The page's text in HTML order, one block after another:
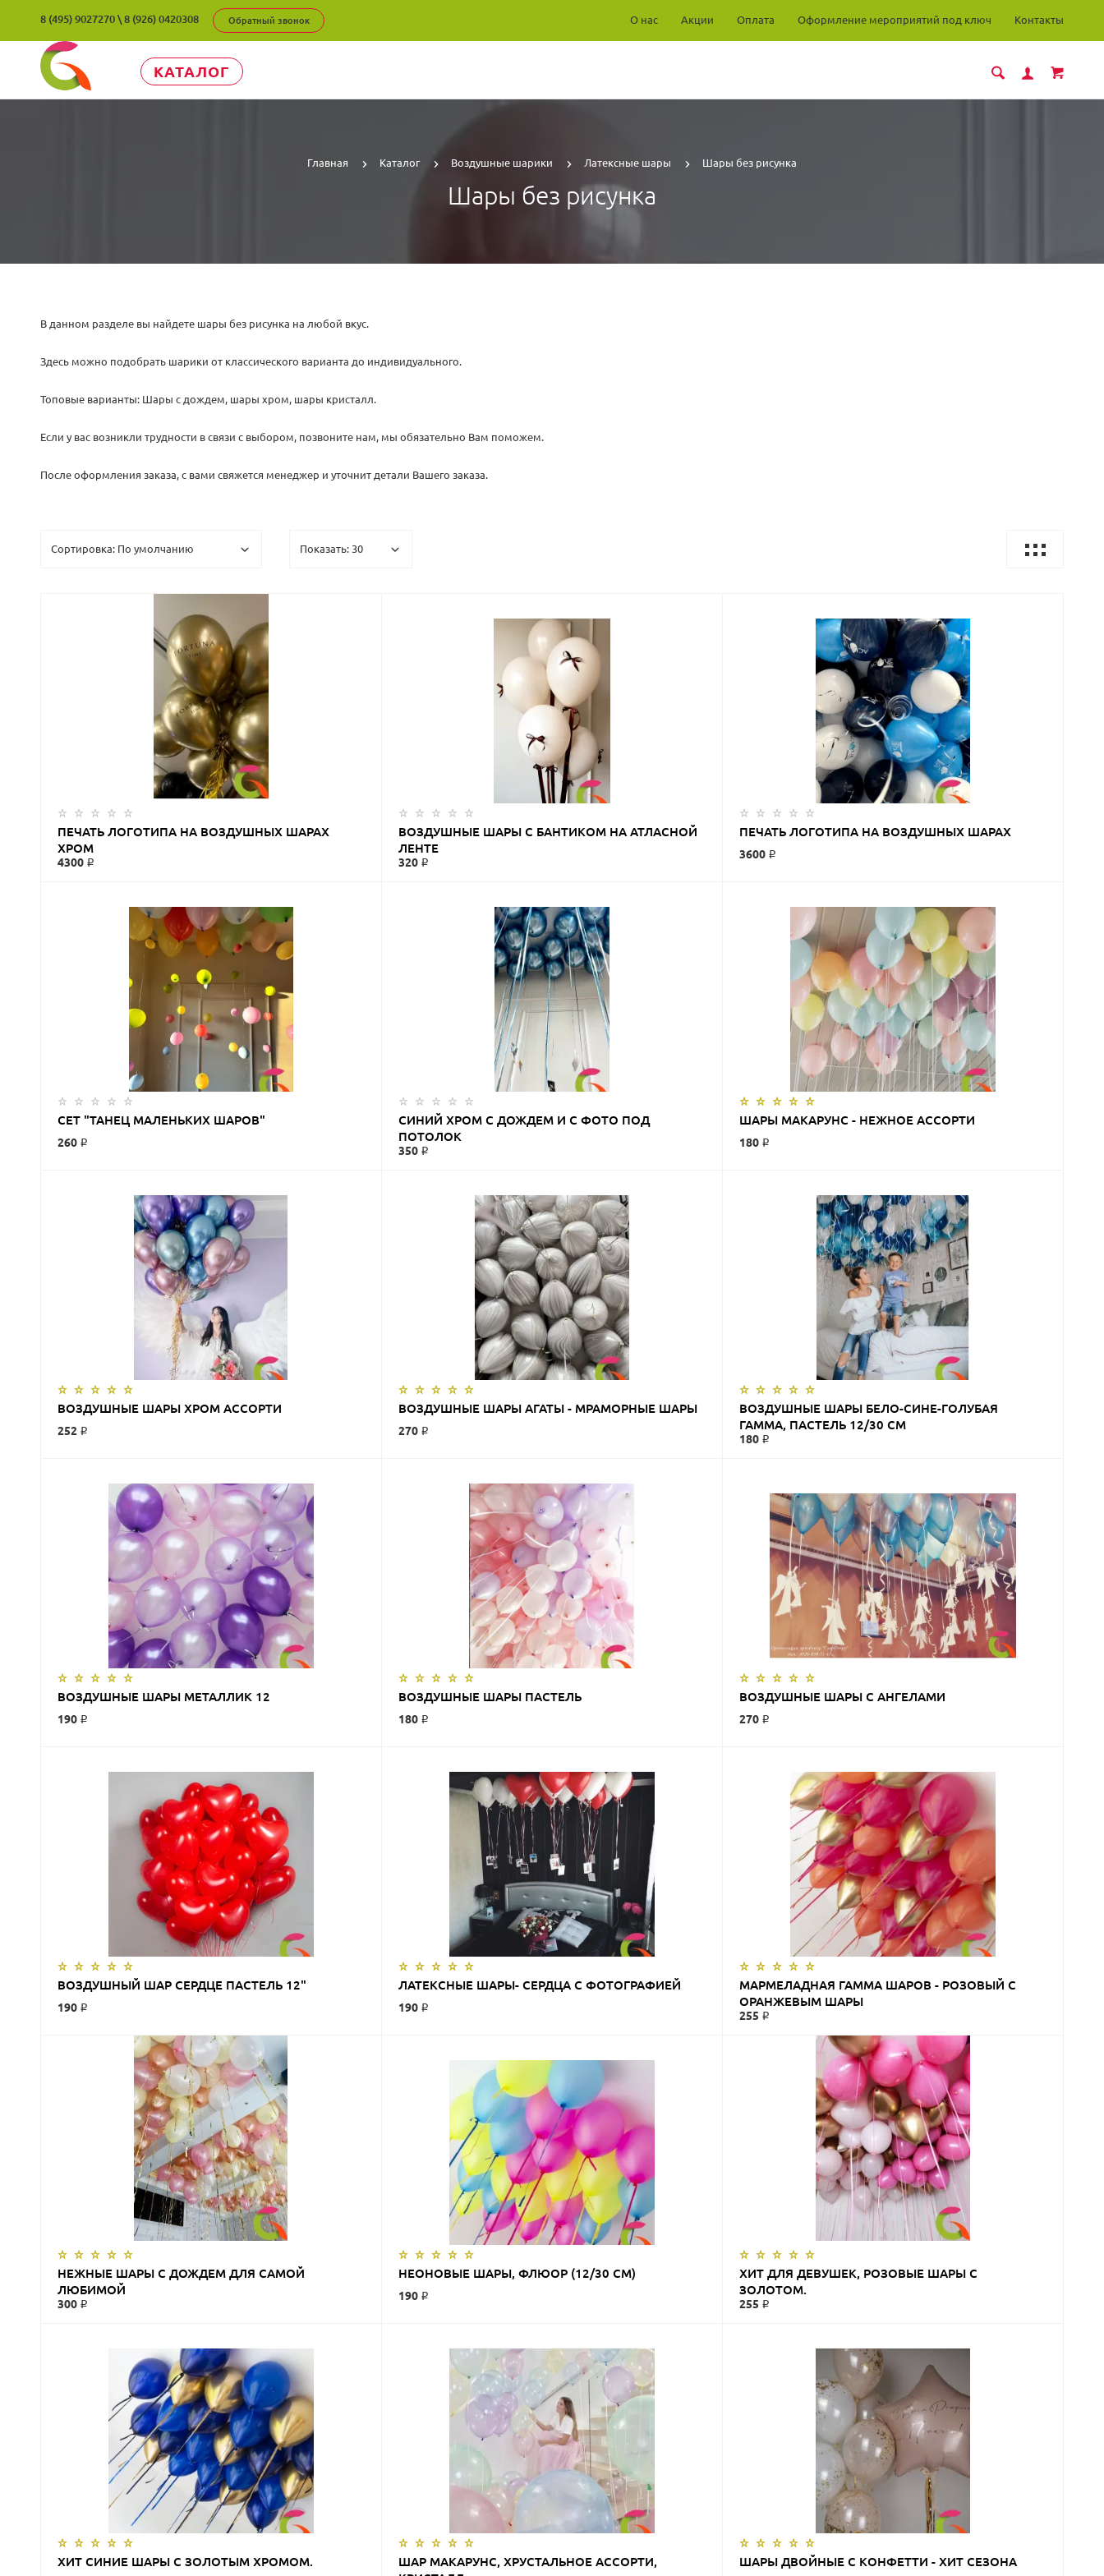
8 (495) 9027270 \ 8 (926) 0420308 Обратный звонок О нас Акции Оплата Оформление мероприятий под ключ Контакты
КАТАЛОГ
Главная Каталог Воздушные шарики Латексные шары Шары без рисунка
Шары без рисунка
В данном разделе вы найдете шары без рисунка на любой вкус.
Здесь можно подобрать шарики от классического варианта до индивидуального.
Топовые варианты: Шары с дождем, шары хром, шары кристалл.
Если у вас возникли трудности в связи с выбором, позвоните нам, мы обязательно Вам поможем.
После оформления заказа, с вами свяжется менеджер и уточнит детали Вашего заказа.
ПЕЧАТЬ ЛОГОТИПА НА ВОЗДУШНЫХ ШАРАХ
ХРОМ
4300 ₽
ВОЗДУШНЫЕ ШАРЫ С БАНТИКОМ НА АТЛАСНОЙ
ЛЕНТЕ
320 ₽
ЗАКАЗАТЬ ПЕЧАТЬ ЛОГОТИПА НА ВОЗДУШНЫХ ШАРАХ
3600 ₽
ЗАКАЗАТЬ
СЕТ "ТАНЕЦ МАЛЕНЬКИХ ШАРОВ"
260 ₽
ЗАКАЗАТЬ
СИНИЙ ХРОМ С ДОЖДЕМ И С ФОТО ПОД
ПОТОЛОК
350 ₽
ЗАКАЗАТЬ ШАРЫ МАКАРУНС - НЕЖНОЕ АССОРТИ
180 ₽
ЗАКАЗАТЬ
ВОЗДУШНЫЕ ШАРЫ ХРОМ АССОРТИ
252 ₽
ЗАКАЗАТЬ ВОЗДУШНЫЕ ШАРЫ АГАТЫ - МРАМОРНЫЕ ШАРЫ
270 ₽
ЗАКАЗАТЬ
ВОЗДУШНЫЕ ШАРЫ БЕЛО-СИНЕ-ГОЛУБАЯ
ГАММА, ПАСТЕЛЬ 12/30 СМ
180 ₽
ЗАКАЗАТЬ
ВОЗДУШНЫЕ ШАРЫ МЕТАЛЛИК 12
190 ₽
ЗАКАЗАТЬ ВОЗДУШНЫЕ ШАРЫ ПАСТЕЛЬ
180 ₽
ЗАКАЗАТЬ ВОЗДУШНЫЕ ШАРЫ С АНГЕЛАМИ
270 ₽
ЗАКАЗАТЬ
ВОЗДУШНЫЙ ШАР СЕРДЦЕ ПАСТЕЛЬ 12"
190 ₽
ЗАКАЗАТЬ ЛАТЕКСНЫЕ ШАРЫ- СЕРДЦА С ФОТОГРАФИЕЙ
190 ₽
ЗАКАЗАТЬ
МАРМЕЛАДНАЯ ГАММА ШАРОВ - РОЗОВЫЙ С
ОРАНЖЕВЫМ ШАРЫ
255 ₽
ЗАКАЗАТЬ
НЕЖНЫЕ ШАРЫ С ДОЖДЕМ ДЛЯ САМОЙ
ЛЮБИМОЙ
300 ₽
НЕОНОВЫЕ ШАРЫ, ФЛЮОР (12/30 СМ)
190 ₽
ЗАКАЗАТЬ
ХИТ ДЛЯ ДЕВУШЕК, РОЗОВЫЕ ШАРЫ С
ЗОЛОТОМ.
255 ₽
ХИТ СИНИЕ ШАРЫ С ЗОЛОТЫМ ХРОМОМ.
ЗАКАЗАТЬ
ШАР МАКАРУНС, ХРУСТАЛЬНОЕ АССОРТИ,
ЗАКАЗАТЬ ШАРЫ ДВОЙНЫЕ С КОНФЕТТИ - ХИТ СЕЗОНА
ЗАКАЗАТЬ